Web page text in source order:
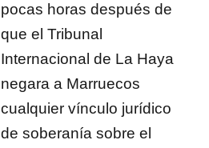
pocas horas después de
que el Tribunal
Internacional de La Haya
negara a Marruecos
cualquier vínculo jurídico
de soberanía sobre el